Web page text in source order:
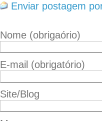
Enviar postagem
Nome (obrigaório)
E-mail (obrigatório)
Site/Blog